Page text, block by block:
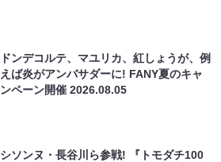
ドンデコルテ、マユリカ、紅しょうが、例
えば炎がアンバサダーに! FANY夏のキャ
ンペーン開催2026.08.05
シソンヌ・長谷川ら参戦! 『トモダチ100